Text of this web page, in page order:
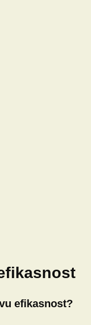
efikasnost?